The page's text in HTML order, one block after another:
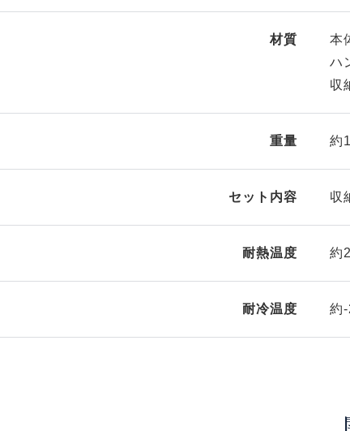
材質
本
ハ
収
重量 約
セット内容 収
耐熱温度 約
耐冷温度 約